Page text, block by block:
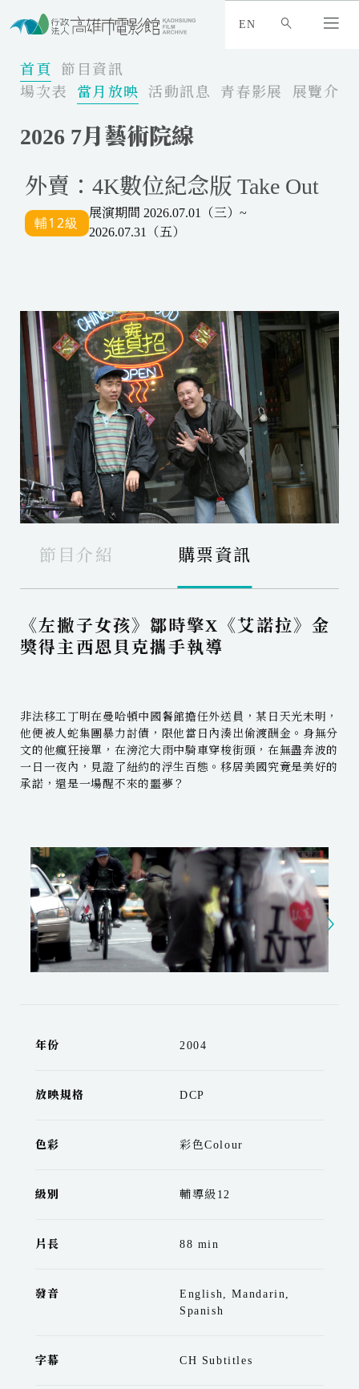
EN
首頁
節目資訊
場次表
當月放映 活動訊息 青春影展 展覽介紹
2026 7月藝術院線
外賣：4K數位紀念版 Take Out
展演期間 2026.07.01（三）~
2026.07.31（五）
節目介紹 購票資訊
《左撇子女孩》鄒時擎X《艾諾拉》金
獎得主西恩貝克攜手執導
非法移工丁明在曼哈頓中國餐館擔任外送員，某日天光未明，
他便被人蛇集團暴力討債，限他當日內湊出偷渡酬金。身無分
文的他瘋狂接單，在滂沱大雨中騎車穿梭街頭，在無盡奔波的
一日一夜內，見證了紐約的浮生百態。移居美國究竟是美好的
承諾，還是一場醒不來的噩夢？
年份 2004
放映規格 DCP
色彩 彩色Colour
級別 輔導級12
片長 88 min
發音
English, Mandarin,
Spanish
字幕 CH Subtitles